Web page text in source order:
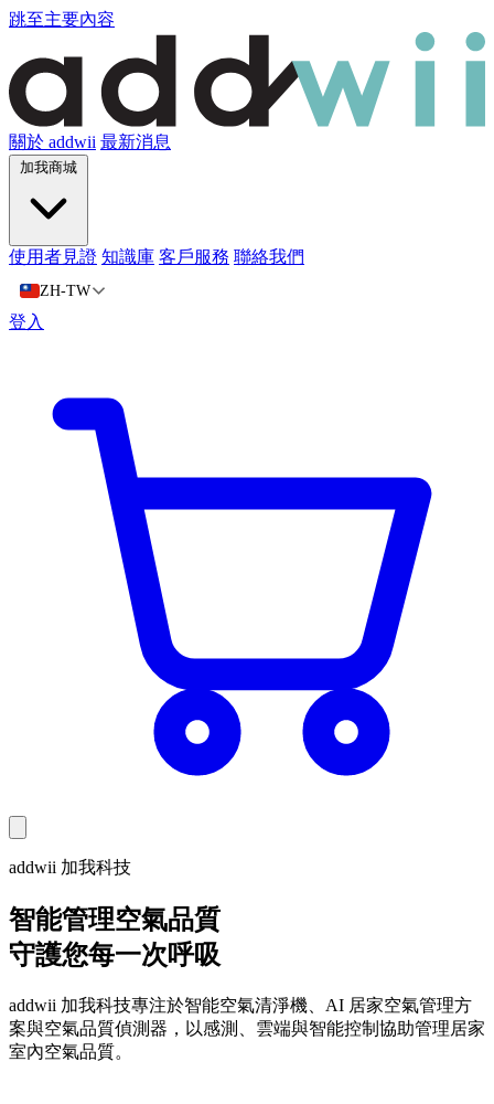
跳至主要內容
關於 addwii 最新消息
加我商城
使用者見證 知識庫 客戶服務 聯絡我們
ZH-TW
登入
addwii 加我科技
智能管理空氣品質
守護您每一次呼吸
addwii 加我科技專注於智能空氣清淨機、AI 居家空氣管理方
案與空氣品質偵測器，以感測、雲端與智能控制協助管理居家
室內空氣品質。